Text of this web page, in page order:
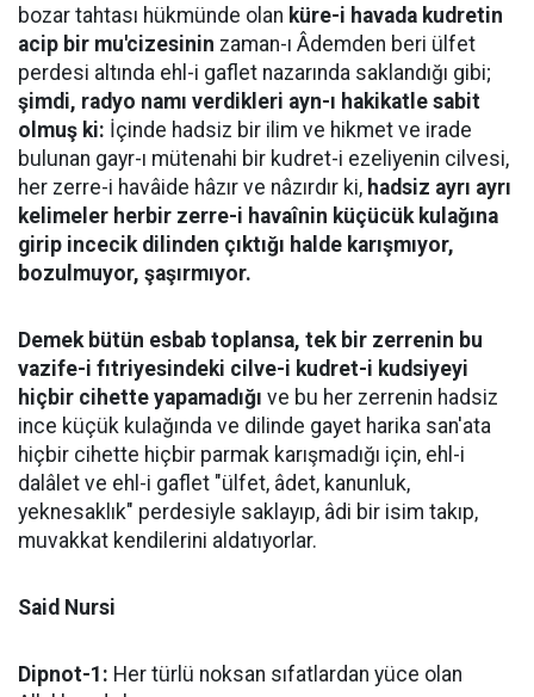
bozar tahtası hükmünde olan küre-i havada kudretin
acip bir mu'cizesinin zaman-ı Âdemden beri ülfet
perdesi altında ehl-i gaflet nazarında saklandığı gibi;
şimdi, radyo namı verdikleri ayn-ı hakikatle sabit
olmuş ki: İçinde hadsiz bir ilim ve hikmet ve irade
bulunan gayr-ı mütenahi bir kudret-i ezeliyenin cilvesi,
her zerre-i havâide hâzır ve nâzırdır ki, hadsiz ayrı ayrı
kelimeler herbir zerre-i havaînin küçücük kulağına
girip incecik dilinden çıktığı halde karışmıyor,
bozulmuyor, şaşırmıyor.
Demek bütün esbab toplansa, tek bir zerrenin bu
vazife-i fıtriyesindeki cilve-i kudret-i kudsiyeyi
hiçbir cihette yapamadığı ve bu her zerrenin hadsiz
ince küçük kulağında ve dilinde gayet harika san'ata
hiçbir cihette hiçbir parmak karışmadığı için, ehl-i
dalâlet ve ehl-i gaflet "ülfet, âdet, kanunluk,
yeknesaklık" perdesiyle saklayıp, âdi bir isim takıp,
muvakkat kendilerini aldatıyorlar.
Said Nursi
Dipnot-1: Her türlü noksan sıfatlardan yüce olan